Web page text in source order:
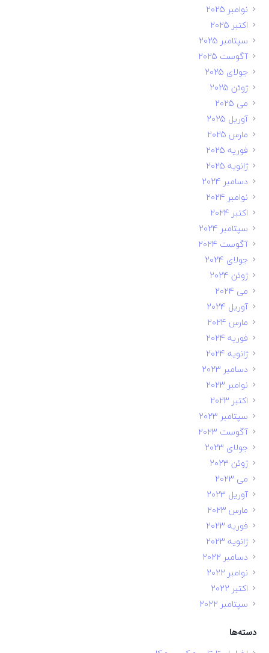
نوامبر 2025
اکتبر 2025
سپتامبر 2025
آگوست 2025
جولای 2025
ژوئن 2025
می 2025
آوریل 2025
مارس 2025
فوریه 2025
ژانویه 2025
دسامبر 2024
نوامبر 2024
اکتبر 2024
سپتامبر 2024
آگوست 2024
جولای 2024
ژوئن 2024
می 2024
آوریل 2024
مارس 2024
فوریه 2024
ژانویه 2024
دسامبر 2023
نوامبر 2023
اکتبر 2023
سپتامبر 2023
آگوست 2023
جولای 2023
ژوئن 2023
می 2023
آوریل 2023
مارس 2023
فوریه 2023
ژانویه 2023
دسامبر 2022
نوامبر 2022
اکتبر 2022
سپتامبر 2022
دسته‌ها